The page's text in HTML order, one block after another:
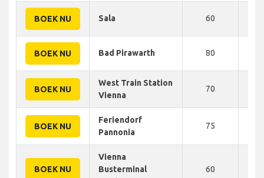
BOEK NU Sala 60
BOEK NU Bad Pirawarth 80
BOEK NU
West Train Station
Vienna
70
BOEK NU
Feriendorf
Pannonia
75
BOEK NU
Vienna
Busterminal
60